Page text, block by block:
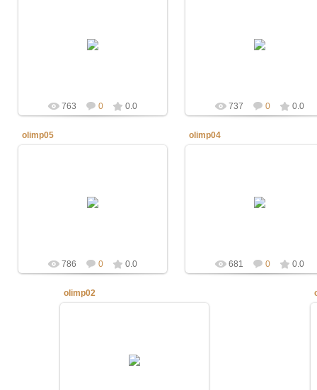
763 0 0.0 737 0 0.0
olimp05
786 0 0.0
olimp04
681 0 0.0
olimp02